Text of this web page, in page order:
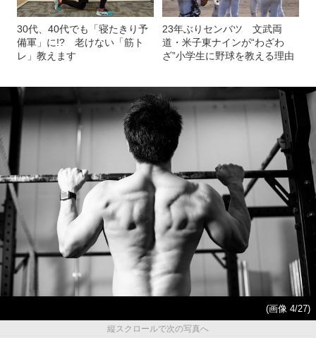
30代、40代でも「寝たきり予
備軍」に!? 老けない「筋ト
レ」教えます
23年ぶりセンバツ 文武両
道・米子東ナインが“わざわ
ざ”小学生に野球を教える理由
(画像 4/27)
縦スクロールで次の写真へ